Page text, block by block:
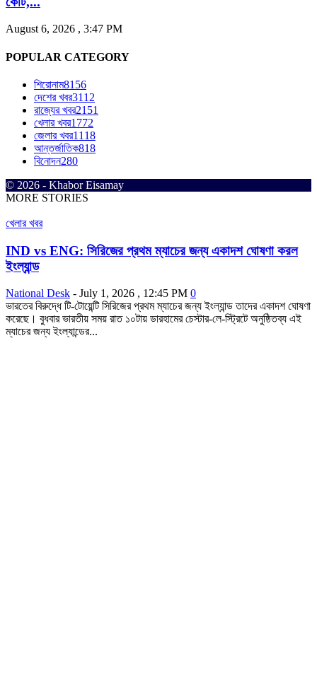
August 6, 2026 , 3:47 PM
POPULAR CATEGORY
শিরোনাম8156
দেশের খবর3112
রাজ্যের খবর2151
খেলার খবর1772
জেলার খবর1118
আন্তর্জাতিক818
বিনোদন280
© 2026 - Khabor Eisamay
MORE STORIES
খেলার খবর
IND vs ENG: সিরিজের প্রথম ম্যাচের জন্য একাদশ ঘোষণা করল
ইংল্যান্ড
National Desk - July 1, 2026 , 12:45 PM 0
ভারতের বিরুদ্ধে টি-টোয়েন্টি সিরিজের প্রথম ম্যাচের জন্য ইংল্যান্ড তাদের একাদশ ঘোষণা
করেছে। বুধবার ভারতীয় সময় রাত ১০টায় ডারহামের চেস্টার-লে-স্ট্রিটে অনুষ্ঠিতব্য এই
ম্যাচের জন্য ইংল্যান্ডের...